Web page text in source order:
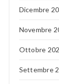
Dicembre
Novembre
Ottobre
Settembre